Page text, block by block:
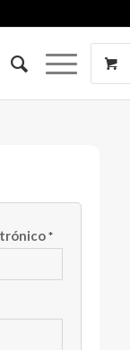
*